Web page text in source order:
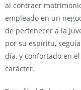
al contraer
empleado en un
de pertenecer a la
por su espíritu,
día, y confortado en
carácter.